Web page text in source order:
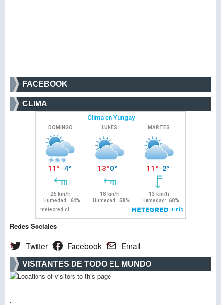
FACEBOOK
CLIMA
Redes Sociales
Twitter Facebook Email
VISITANTES DE TODO EL MUNDO
.